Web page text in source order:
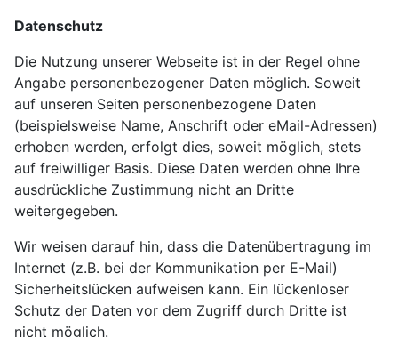
Datenschutz
Die Nutzung unserer Webseite ist in der Regel ohne
Angabe personenbezogener Daten möglich. Soweit
auf unseren Seiten personenbezogene Daten
(beispielsweise Name, Anschrift oder eMail-Adressen)
erhoben werden, erfolgt dies, soweit möglich, stets
auf freiwilliger Basis. Diese Daten werden ohne Ihre
ausdrückliche Zustimmung nicht an Dritte
weitergegeben.
Wir weisen darauf hin, dass die Datenübertragung im
Internet (z.B. bei der Kommunikation per E-Mail)
Sicherheitslücken aufweisen kann. Ein lückenloser
Schutz der Daten vor dem Zugriff durch Dritte ist
nicht möglich.